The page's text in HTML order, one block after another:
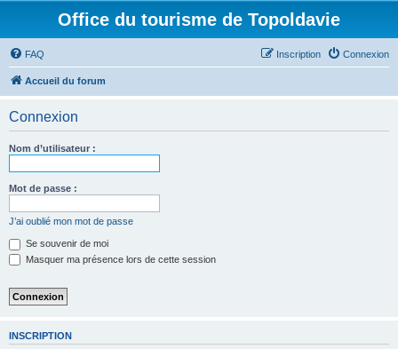
Office du tourisme de Topoldavie
FAQ Connexion
Inscription
Accueil du forum
Connexion
Nom d’utilisateur :
Mot de passe :
J’ai oublié mon mot de passe
Se souvenir de moi
Masquer ma présence lors de cette session
INSCRIPTION